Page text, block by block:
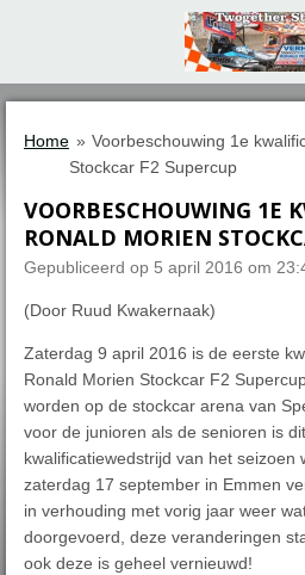
de
Home » Voorbeschouwing 1e
Stockcar F2 Supercup
VOORBESCHOUWING 1E
RONALD MORIEN
Gepubliceerd op 5 april 2016 om
(Door Ruud Kwakernaak)
Zaterdag 9 april 2016 is de eerste
Ronald Morien Stockcar F2
worden op de stockcar arena van
voor de junioren als de senioren is
kwalificatiewedstrijd van het seizoen
zaterdag 17 september in Emmen
in verhouding met vorig jaar weer
doorgevoerd, deze veranderingen
ook deze is geheel vernieuwd!